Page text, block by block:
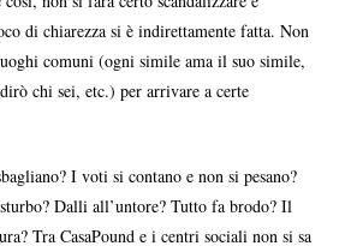
di chiarezza si è indirettamente fatta. Non
comuni (ogni simile ama il suo simile,
chi sei, etc.) per arrivare a certe
I voti si contano e non si pesano?
Dalli all’untore? Tutto fa brodo? Il
Tra CasaPound e i centri sociali non si sa